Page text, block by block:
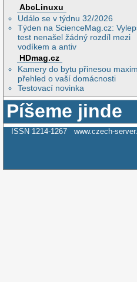
AbcLinuxu
Událo se v týdnu 32/2026
Týden na ScienceMag.cz:
test nenašel žádný rozdíl mezi
vodíkem a antiv
HDmag.cz
Kamery do bytu přinesou
přehled o vaší domácnosti
Testovací novinka
Píšeme jinde
ISSN 1214-1267 www.czech-